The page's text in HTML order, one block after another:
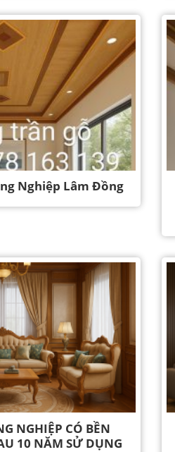
Nghiệp Lâm Đồng
NGHIỆP CÓ BỀN
10 NĂM SỬ DỤNG